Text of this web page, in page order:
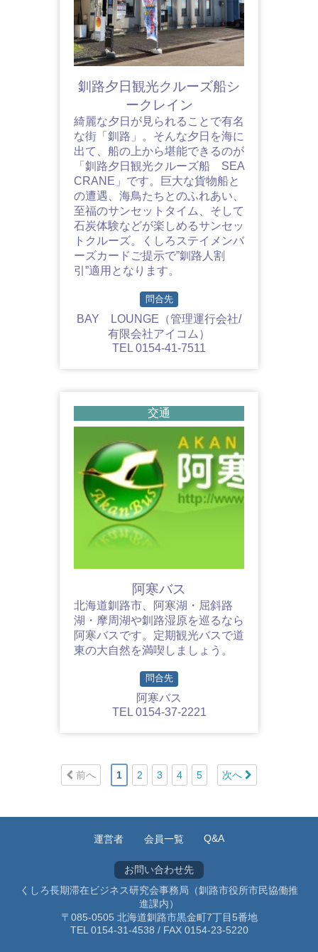
釧路夕日観光クルーズ船シ
ークレイン
綺麗な夕日が見られることで有名
な街「釧路」。そんな夕日を海に
出て、船の上から堪能できるのが
「釧路夕日観光クルーズ船 SEA
CRANE」です。巨大な貨物船と
の遭遇、海鳥たちとのふれあい、
至福のサンセットタイム、そして
石炭体験などが楽しめるサンセッ
トクルーズ。くしろステイメンバ
ーズカードご提示で”釧路人割
引”適用となります。
問合先
BAY LOUNGE（管理運行会社/
有限会社アイコム）
TEL 0154-41-7511
交通
阿寒バス
北海道釧路市、阿寒湖・屈斜路
湖・摩周湖や釧路湿原を巡るなら
阿寒バスです。定期観光バスで道
東の大自然を満喫しましょう。
問合先
阿寒バス
TEL 0154-37-2221
前へ 1 2 3 4 5 次へ
運営者 会員一覧 Q&A
お問い合わせ先
くしろ長期滞在ビジネス研究会事務局（釧路市役所市民協働推
進課内）
〒085-0505 北海道釧路市黒金町7丁目5番地
TEL 0154-31-4538 / FAX 0154-23-5220